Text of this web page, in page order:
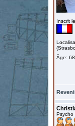
Inscrit
Âge: 68
Psycho